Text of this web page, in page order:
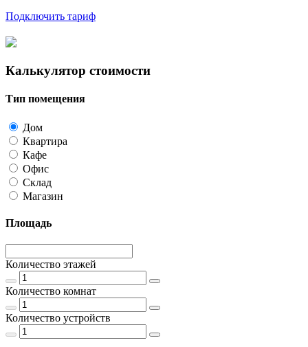
Подключить тариф
Калькулятор стоимости
Тип помещения
Дом
Квартира
Кафе
Офис
Склад
Магазин
Площадь
Количество этажей
Количество комнат
Количество устройств